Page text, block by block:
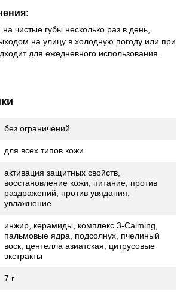
чистые губы несколько раз в день,
на улицу в холодную погоду или при
для ежедневного использования.
без ограничений
для всех типов кожи
активация защитных свойств,
восстановление кожи, питание, против
раздражений, против увядания,
увлажнение
инжир, керамиды, комплекс 3-Calming,
пальмовые ядра, подсолнух, пчелиный
воск, центелла азиатская, цитрусовые
экстракты
7 г